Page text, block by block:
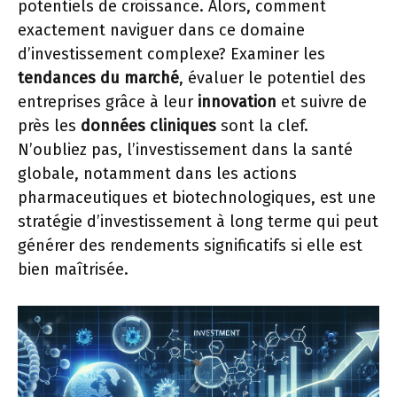
potentiels de croissance. Alors, comment
exactement naviguer dans ce domaine
d’investissement complexe? Examiner les
tendances du marché, évaluer le potentiel des
entreprises grâce à leur innovation et suivre de
près les données cliniques sont la clef.
N’oubliez pas, l’investissement dans la santé
globale, notamment dans les actions
pharmaceutiques et biotechnologiques, est une
stratégie d’investissement à long terme qui peut
générer des rendements significatifs si elle est
bien maîtrisée.